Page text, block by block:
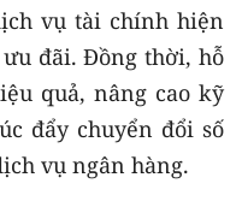
vụ tài chính hiện
đãi. Đồng thời, hỗ
quả, nâng cao kỹ
đẩy chuyển đổi số
vụ ngân hàng.